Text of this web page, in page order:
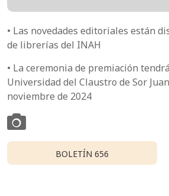
• Las novedades editoriales están
de librerías del INAH
• La ceremonia de premiación
Universidad del Claustro de Sor
noviembre de 2024
BOLETÍN 656